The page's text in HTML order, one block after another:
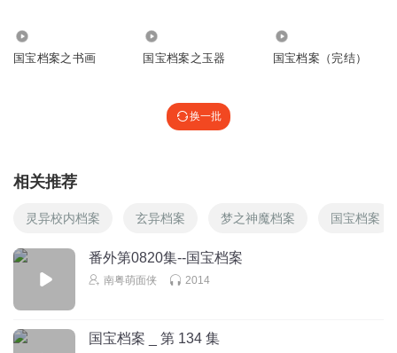
国宝档案之书画 国宝档案之玉器 国宝档案（完结）
换一批
相关推荐
灵异校内档案 玄异档案 梦之神魔档案 国宝档案
番外第0820集--国宝档案
南粤萌面侠 2014
国宝档案 _ 第 134 集